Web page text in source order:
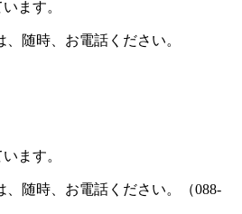
ます。
随時、お電話ください。
ます。
随時、お電話ください。（088-